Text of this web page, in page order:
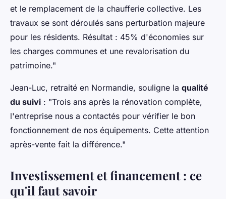
et le remplacement de la chaufferie collective. Les
travaux se sont déroulés sans perturbation majeure
pour les résidents. Résultat : 45% d'économies sur
les charges communes et une revalorisation du
patrimoine."
Jean-Luc, retraité en Normandie, souligne la qualité
du suivi : "Trois ans après la rénovation complète,
l'entreprise nous a contactés pour vérifier le bon
fonctionnement de nos équipements. Cette attention
après-vente fait la différence."
Investissement et financement : ce
qu'il faut savoir